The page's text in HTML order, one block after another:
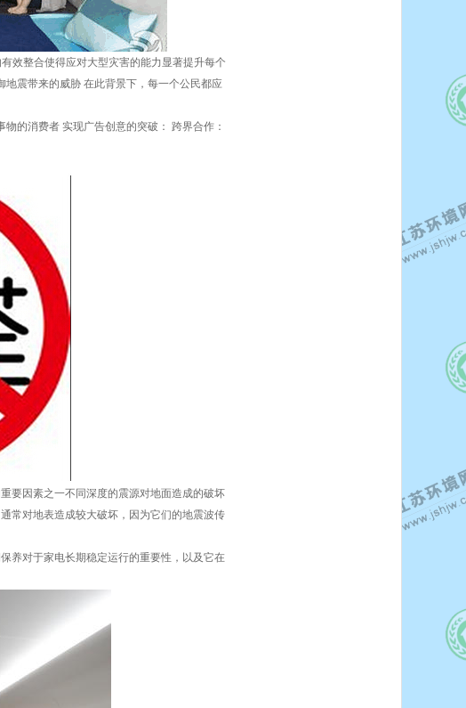
效整合使得应对大型灾害的能力显著提升每个
震带来的威胁 在此背景下，每一个公民都应
的消费者 实现广告创意的突破： 跨界合作：
要因素之一不同深度的震源对地面造成的破坏
常对地表造成较大破坏，因为它们的地震波传
养对于家电长期稳定运行的重要性，以及它在